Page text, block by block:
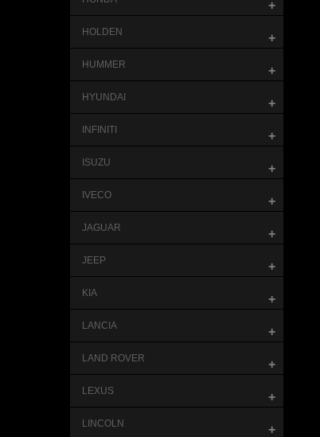
+
HOLDEN +
HUMMER +
HYUNDAI +
INFINITI +
ISUZU +
IVECO +
JAGUAR +
JEEP +
KIA +
LANCIA +
LAND ROVER +
LEXUS +
LINCOLN +